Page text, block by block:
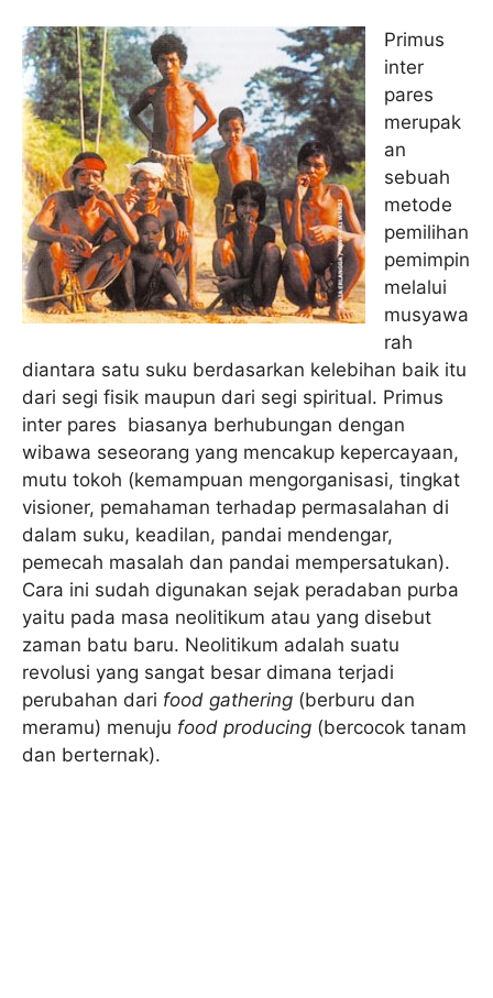
Primus
inter
pares
merupak
an
sebuah
metode
pemilihan
pemimpin
melalui
musyawa
rah
diantara satu suku berdasarkan kelebihan baik itu
dari segi fisik maupun dari segi spiritual. Primus
inter pares biasanya berhubungan dengan
wibawa seseorang yang mencakup kepercayaan,
mutu tokoh (kemampuan mengorganisasi, tingkat
visioner, pemahaman terhadap permasalahan di
dalam suku, keadilan, pandai mendengar,
pemecah masalah dan pandai mempersatukan).
Cara ini sudah digunakan sejak peradaban purba
yaitu pada masa neolitikum atau yang disebut
zaman batu baru. Neolitikum adalah suatu
revolusi yang sangat besar dimana terjadi
perubahan dari food gathering (berburu dan
meramu) menuju food producing (bercocok tanam
dan berternak).